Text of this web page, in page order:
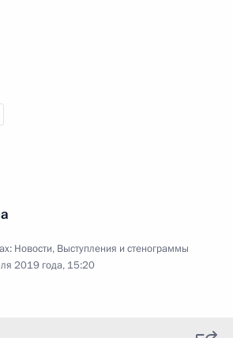
Новости, Выступления и стенограммы
2019 года, 15:20